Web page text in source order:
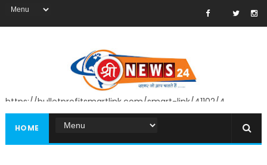
https://bulletprofitsmartlink.com/smart-link/41102/4
HOME